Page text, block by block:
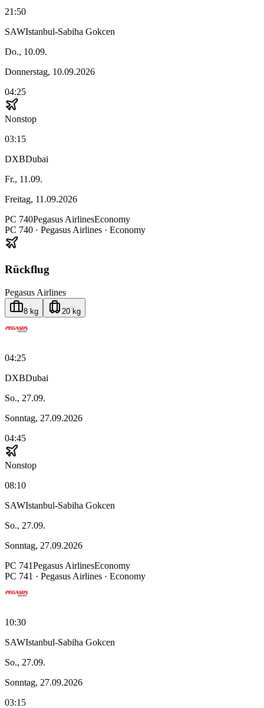
21:50
SAWIstanbul-Sabiha Gokcen
Do., 10.09.
Donnerstag, 10.09.2026
04:25
Nonstop
03:15
DXBDubai
Fr., 11.09.
Freitag, 11.09.2026
PC 740Pegasus AirlinesEconomy
PC 740 · Pegasus Airlines · Economy
Rückflug
Pegasus Airlines
8 kg 20 kg
04:25
DXBDubai
So., 27.09.
Sonntag, 27.09.2026
04:45
Nonstop
08:10
SAWIstanbul-Sabiha Gokcen
So., 27.09.
Sonntag, 27.09.2026
PC 741Pegasus AirlinesEconomy
PC 741 · Pegasus Airlines · Economy
10:30
SAWIstanbul-Sabiha Gokcen
So., 27.09.
Sonntag, 27.09.2026
03:15